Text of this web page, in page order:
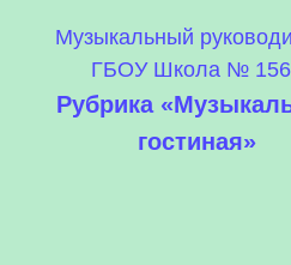
Музыкальный
ГБОУ Школа №
Рубрика
гостиная»